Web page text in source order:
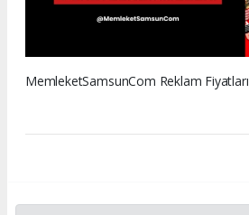
MemleketSamsunCom Reklam Fiyatları